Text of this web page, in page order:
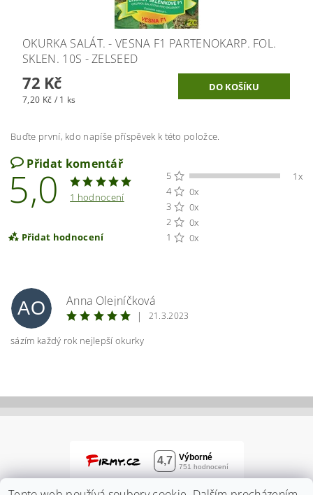
OKURKA SALÁT. - VESNA F1 PARTENOKARP. FOL.
SKLEN. 10S - ZELSEED
72 Kč
7,20 Kč / 1 ks
Buďte první, kdo napíše příspěvek k této položce.
Přidat komentář
5,0 1 hodnocení
Přidat hodnocení
5
1x
4
0x
3
0x
2
0x
1
0x
Vložením hodnocení souhlasíte spodmínkami
ochrany osobních údajů
AO
Anna Olejníčková
|
21.3.2023
sázím každý rok nejlepší okurky